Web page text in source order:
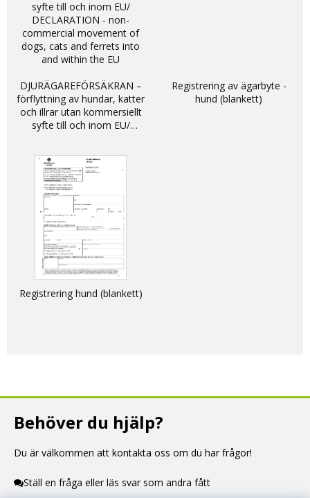
DJURÄGAREFÖRSÄKRAN –
förflyttning av hundar, katter
och illrar utan kommersiellt
syfte till och inom EU/
dogs, cats and ferrets into
and within the EU
Registrering av ägarbyte -
hund (blankett)
Registrering hund (blankett)
Behöver du hjälp?
Du är välkommen att kontakta oss om du har frågor!
Ställ en fråga eller läs svar som andra fått